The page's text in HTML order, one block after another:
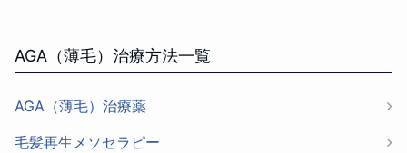
AGA（薄毛）治療方法一覧
AGA（薄毛）治療薬
毛髪再生メソセラピー